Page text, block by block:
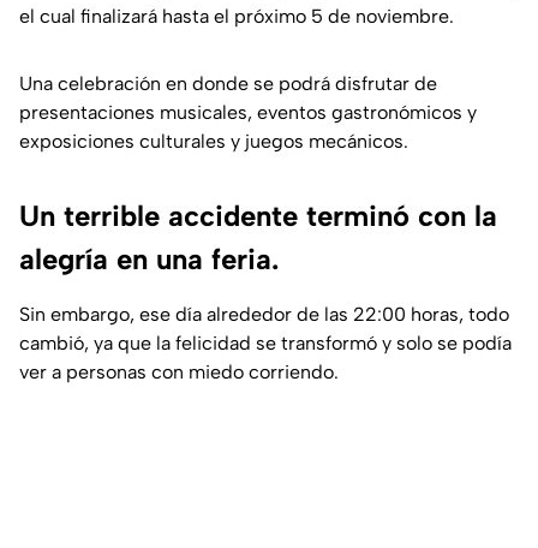
el cual finalizará hasta el próximo 5 de noviembre.
Una celebración en donde se podrá disfrutar de
presentaciones musicales, eventos gastronómicos y
exposiciones culturales y juegos mecánicos.
Un terrible accidente terminó con la
alegría en una feria.
Sin embargo, ese día alrededor de las 22:00 horas, todo
cambió, ya que la felicidad se transformó y solo se podía
ver a personas con miedo corriendo.